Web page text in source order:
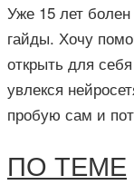
Уже 15 лет
гайды. Хочу
открыть для
увлекся
пробую сам и
ПО ТЕМЕ